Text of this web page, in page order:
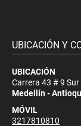
UBICACIÓN Y
UBICACIÓN
Carrera 43 # 9
Medellín -
MÓVIL
3217810810